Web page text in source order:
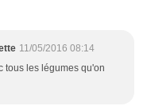
11/05/2016 08:14
tous les légumes qu'on